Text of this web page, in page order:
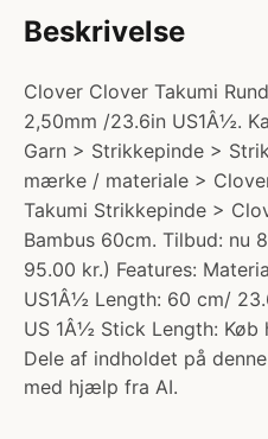
Beskrivelse
Clover Clover Takumi
2,50mm /23.6in US1Â½.
Garn > Strikkepinde >
mærke / materiale >
Takumi Strikkepinde >
Bambus 60cm. Tilbud: nu
95.00 kr.) Features:
US1Â½ Length: 60 cm/
US 1Â½ Stick Length: Køb
Dele af indholdet på
med hjælp fra AI.